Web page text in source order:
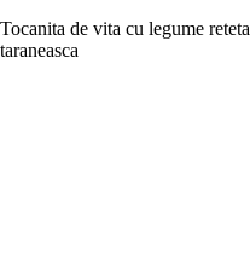
Tocanita de vita cu legume reteta
taraneasca